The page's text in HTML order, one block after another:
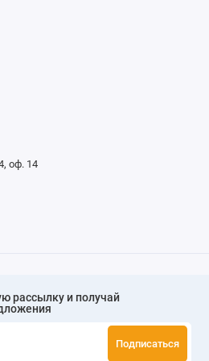
запасных частей!
оф. 14
рассылку и получай
Подписаться